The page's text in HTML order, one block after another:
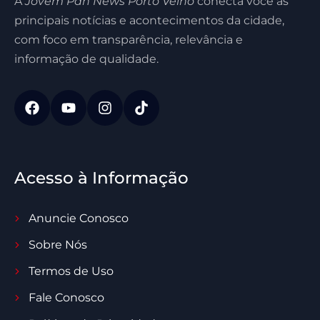
principais notícias e acontecimentos da cidade,
com foco em transparência, relevância e
informação de qualidade.
Acesso à Informação
Anuncie Conosco
Sobre Nós
Termos de Uso
Fale Conosco